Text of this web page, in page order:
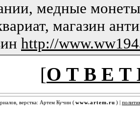
медные
магазин
http://
[О Т В Е Т
верстка: Артем Кучин (www.artem.ru ) |